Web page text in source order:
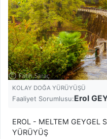
KOLAY DOĞA YÜRÜYÜŞÜ
Faaliyet Sorumlusu:Erol
EROL - MELTEM GEYGEL
YÜRÜYÜŞ